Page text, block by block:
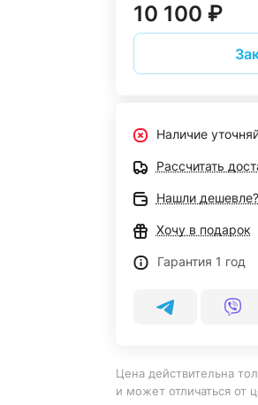
10 100 ₽
Наличие
Рассчитать
Нашли дешевле?
Хочу в подарок
Гарантия 1 год
Цена действительна
и может отличаться от